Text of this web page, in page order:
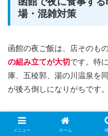
場・混雑対策
函館の夜ご飯は、店そのも
の組み立てが大切です。特
庫、五稜郭、湯の川温泉を
が後ろ倒しになりがちです。
駐車場、ラストオーダー、
と、旅先で慌てずに済みます
メニュー ホーム